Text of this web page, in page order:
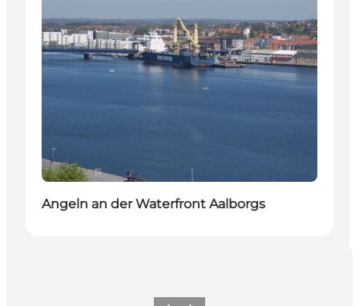
Angeln an der Waterfront Aalborgs